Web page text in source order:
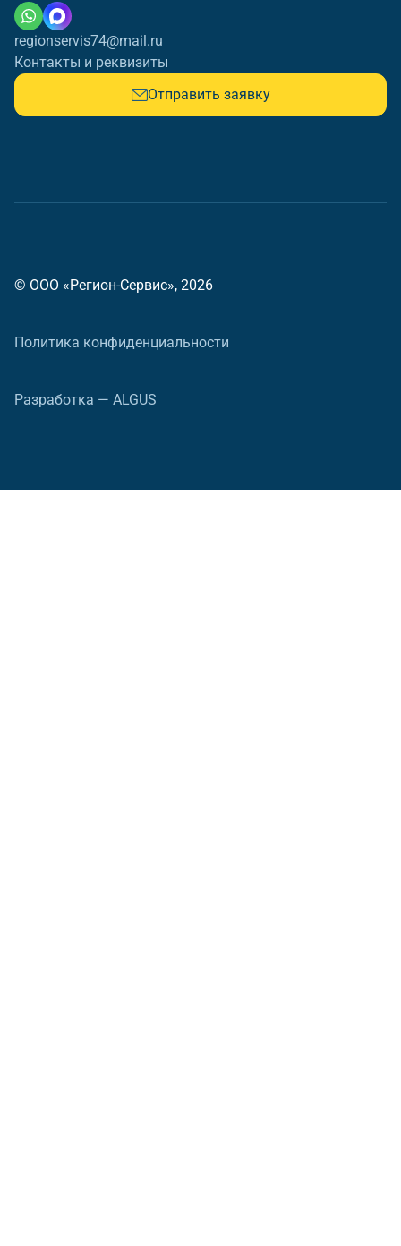
regionservis74@mail.ru
Контакты и реквизиты
Отправить заявку
© ООО «Регион-Сервис», 2026
Политика конфиденциальности
Разработка — ALGUS